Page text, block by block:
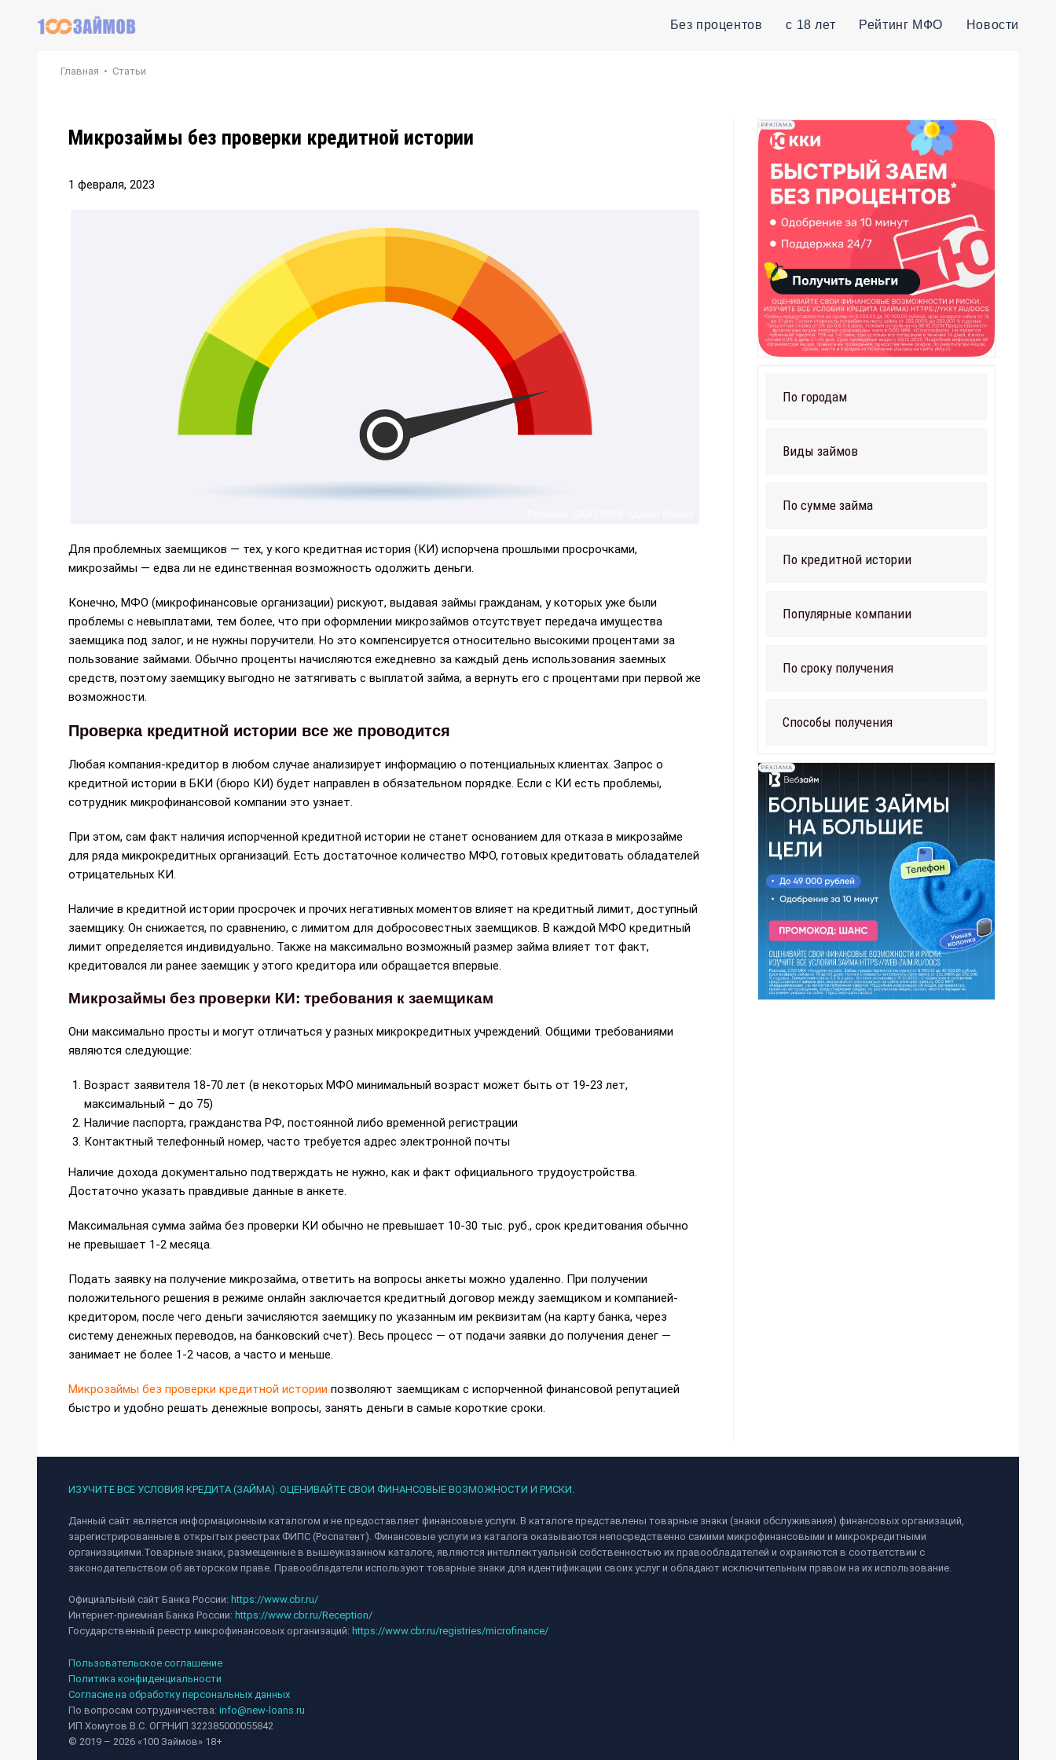
Без процентов с 18 лет Рейтинг МФО Новости
Главная • Статьи
Микрозаймы без проверки кредитной истории
1 февраля, 2023
Для проблемных заемщиков — тех, у кого кредитная история (КИ) испорчена прошлыми просрочками,
микрозаймы — едва ли не единственная возможность одолжить деньги.
Конечно, МФО (микрофинансовые организации) рискуют, выдавая займы гражданам, у которых уже были
проблемы с невыплатами, тем более, что при оформлении микрозаймов отсутствует передача имущества
заемщика под залог, и не нужны поручители. Но это компенсируется относительно высокими процентами за
пользование займами. Обычно проценты начисляются ежедневно за каждый день использования заемных
средств, поэтому заемщику выгодно не затягивать с выплатой займа, а вернуть его с процентами при первой же
возможности.
Проверка кредитной истории все же проводится
Любая компания-кредитор в любом случае анализирует информацию о потенциальных клиентах. Запрос о
кредитной истории в БКИ (бюро КИ) будет направлен в обязательном порядке. Если с КИ есть проблемы,
сотрудник микрофинансовой компании это узнает.
При этом, сам факт наличия испорченной кредитной истории не станет основанием для отказа в микрозайме
для ряда микрокредитных организаций. Есть достаточное количество МФО, готовых кредитовать обладателей
отрицательных КИ.
Наличие в кредитной истории просрочек и прочих негативных моментов влияет на кредитный лимит, доступный
заемщику. Он снижается, по сравнению, с лимитом для добросовестных заемщиков. В каждой МФО кредитный
лимит определяется индивидуально. Также на максимально возможный размер займа влияет тот факт,
кредитовался ли ранее заемщик у этого кредитора или обращается впервые.
Микрозаймы без проверки КИ: требования к заемщикам
Они максимально просты и могут отличаться у разных микрокредитных учреждений. Общими требованиями
являются следующие:
Возраст заявителя 18-70 лет (в некоторых МФО минимальный возраст может быть от 19-23 лет,
максимальный – до 75)
Наличие паспорта, гражданства РФ, постоянной либо временной регистрации
Контактный телефонный номер, часто требуется адрес электронной почты
Наличие дохода документально подтверждать не нужно, как и факт официального трудоустройства.
Достаточно указать правдивые данные в анкете.
Максимальная сумма займа без проверки КИ обычно не превышает 10-30 тыс. руб., срок кредитования обычно
не превышает 1-2 месяца.
Подать заявку на получение микрозайма, ответить на вопросы анкеты можно удаленно. При получении
положительного решения в режиме онлайн заключается кредитный договор между заемщиком и компанией-
кредитором, после чего деньги зачисляются заемщику по указанным им реквизитам (на карту банка, через
систему денежных переводов, на банковский счет). Весь процесс — от подачи заявки до получения денег —
занимает не более 1-2 часов, а часто и меньше.
Микрозаймы без проверки кредитной истории позволяют заемщикам с испорченной финансовой репутацией
быстро и удобно решать денежные вопросы, занять деньги в самые короткие сроки.
По городам
Виды займов
По сумме займа
По кредитной истории
Популярные компании
По сроку получения
Способы получения
ИЗУЧИТЕ ВСЕ УСЛОВИЯ КРЕДИТА (ЗАЙМА). ОЦЕНИВАЙТЕ СВОИ ФИНАНСОВЫЕ ВОЗМОЖНОСТИ И РИСКИ.
Данный сайт является информационным каталогом и не предоставляет финансовые услуги. В каталоге представлены товарные знаки (знаки обслуживания) финансовых организаций,
зарегистрированные в открытых реестрах ФИПС (Роспатент). Финансовые услуги из каталога оказываются непосредственно самими микрофинансовыми и микрокредитными
организациями.Товарные знаки, размещенные в вышеуказанном каталоге, являются интеллектуальной собственностью их правообладателей и охраняются в соответствии с
законодательством об авторском праве. Правообладатели используют товарные знаки для идентификации своих услуг и обладают исключительным правом на их использование.
Официальный сайт Банка России: https://www.cbr.ru/
Интернет-приемная Банка России: https://www.cbr.ru/Reception/
Государственный реестр микрофинансовых организаций: https://www.cbr.ru/registries/microfinance/
Пользовательское соглашение
Политика конфиденциальности
Согласие на обработку персональных данных
По вопросам сотрудничества: info@new-loans.ru
ИП Хомутов В.С. ОГРНИП 322385000055842
© 2019 – 2026 «100 Займов» 18+